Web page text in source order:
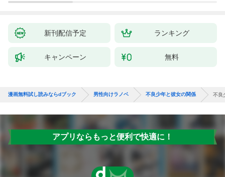
新刊配信予定 ランキング
キャンペーン 無料
漫画無料試し読みならdブック 男性向けラノベ 不良少年と彼女の関係 不良
アプリならもっと便利で快適に！